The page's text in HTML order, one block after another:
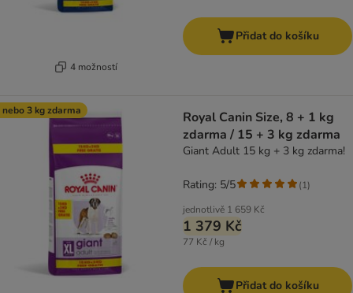
4 možností
Přidat do košíku
nebo 3 kg zdarma
Royal Canin Size, 8 + 1 kg
zdarma / 15 + 3 kg zdarma
Giant Adult 15 kg + 3 kg zdarma!
jednotlivě 1 659 Kč
1 379 Kč
77 Kč / kg
Rating: 5/5 (1)
Přidat do košíku